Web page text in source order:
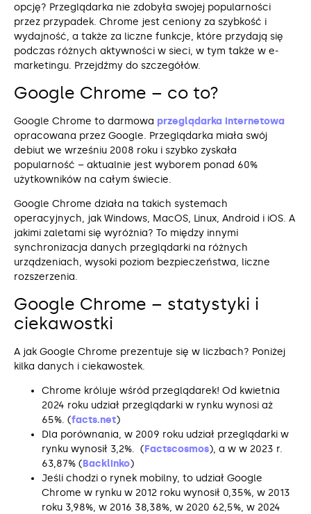
opcję? Przeglądarka nie zdobyła swojej popularności
przez przypadek. Chrome jest ceniony za szybkość i
wydajność, a także za liczne funkcje, które przydają się
podczas różnych aktywności w sieci, w tym także w e-
marketingu. Przejdźmy do szczegółów.
Google Chrome – co to?
Google Chrome to darmowa przeglądarka internetowa
opracowana przez Google. Przeglądarka miała swój
debiut we wrześniu 2008 roku i szybko zyskała
popularność – aktualnie jest wyborem ponad 60%
użytkowników na całym świecie.
Google Chrome działa na takich systemach
operacyjnych, jak Windows, MacOS, Linux, Android i iOS. A
jakimi zaletami się wyróżnia? To między innymi
synchronizacja danych przeglądarki na różnych
urządzeniach, wysoki poziom bezpieczeństwa, liczne
rozszerzenia.
Google Chrome – statystyki i
ciekawostki
A jak Google Chrome prezentuje się w liczbach? Poniżej
kilka danych i ciekawostek.
Chrome króluje wśród przeglądarek! Od kwietnia
2024 roku udział przeglądarki w rynku wynosi aż
65%. (facts.net)
Dla porównania, w 2009 roku udział przeglądarki w
rynku wynosił 3,2%. (Factscosmos), a w w 2023 r.
63,87% (Backlinko)
Jeśli chodzi o rynek mobilny, to udział Google
Chrome w rynku w 2012 roku wynosił 0,35%, w 2013
roku 3,98%, w 2016 38,38%, w 2020 62,5%, w 2024